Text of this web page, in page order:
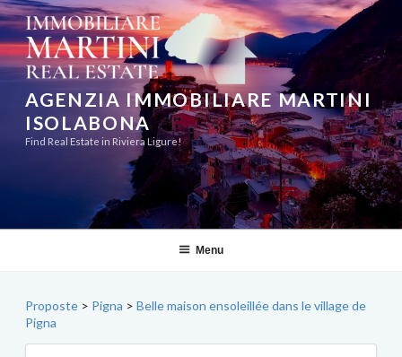
Aller
au
contenu
principal
AGENZIA IMMOBILIARE MARTINI
ISOLABONA
Find Real Estate in Riviera Ligure!
Menu
Proposte > Pigna > Belle maison ensoleillée dans le village de
Pigna